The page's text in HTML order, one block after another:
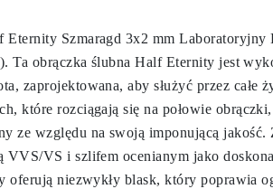
Eternity Szmaragd 3x2 mm Laboratoryjny
Ta obrączka ślubna Half Eternity jest
zaprojektowana, aby służyć przez całe
które rozciągają się na połowie
ze względu na swoją imponującą jakość.
VVS/VS i szlifem ocenianym jako
oferują niezwykły blask, który poprawia